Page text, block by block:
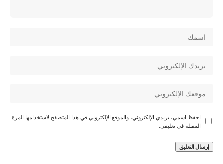
احفظ اسمي، بريدي الإلكتروني، والموقع الإلكتروني في هذا المتصفح لاستخدامها المرة
المقبلة في تعليقي.